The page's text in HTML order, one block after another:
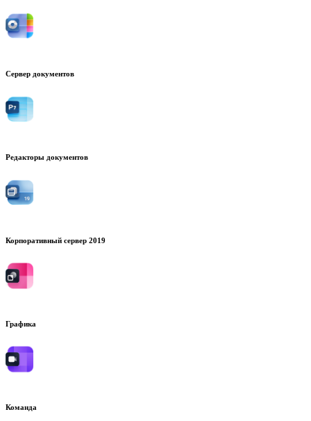
Сервер документов
Редакторы документов
Корпоративный сервер 2019
Графика
Команда